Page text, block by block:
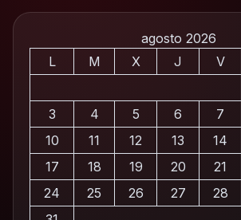
agosto 2026
L
M X J V
3
4 5 6 7
10
11 12 13 14
17
18 19 20 21
24
25 26 27 28